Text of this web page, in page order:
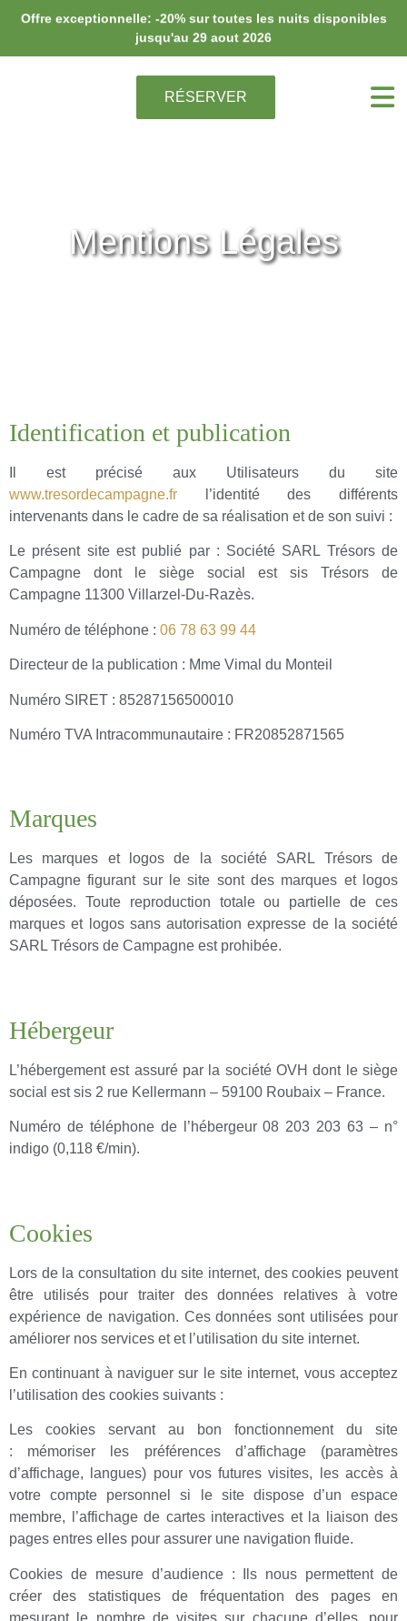
Offre exceptionnelle: -20% sur toutes les nuits disponibles
jusqu'au 29 aout 2026
RÉSERVER
Mentions Légales
Identification et publication
Il est précisé aux Utilisateurs du site
www.tresordecampagne.fr l’identité des différents
intervenants dans le cadre de sa réalisation et de son suivi :
Le présent site est publié par : Société SARL Trésors de
Campagne dont le siège social est sis Trésors de
Campagne 11300 Villarzel-Du-Razès.
Numéro de téléphone : 06 78 63 99 44
Directeur de la publication : Mme Vimal du Monteil
Numéro SIRET : 85287156500010
Numéro TVA Intracommunautaire : FR20852871565
Marques
Les marques et logos de la société SARL Trésors de
Campagne figurant sur le site sont des marques et logos
déposées. Toute reproduction totale ou partielle de ces
marques et logos sans autorisation expresse de la société
SARL Trésors de Campagne est prohibée.
Hébergeur
L’hébergement est assuré par la société OVH dont le siège
social est sis 2 rue Kellermann – 59100 Roubaix – France.
Numéro de téléphone de l’hébergeur 08 203 203 63 – n°
indigo (0,118 €/min).
Cookies
Lors de la consultation du site internet, des cookies peuvent
être utilisés pour traiter des données relatives à votre
expérience de navigation. Ces données sont utilisées pour
améliorer nos services et et l’utilisation du site internet.
En continuant à naviguer sur le site internet, vous acceptez
l’utilisation des cookies suivants :
Les cookies servant au bon fonctionnement du site
: mémoriser les préférences d’affichage (paramètres
d’affichage, langues) pour vos futures visites, les accès à
votre compte personnel si le site dispose d’un espace
membre, l’affichage de cartes interactives et la liaison des
pages entres elles pour assurer une navigation fluide.
Cookies de mesure d’audience : Ils nous permettent de
créer des statistiques de fréquentation des pages en
mesurant le nombre de visites sur chacune d’elles, pour